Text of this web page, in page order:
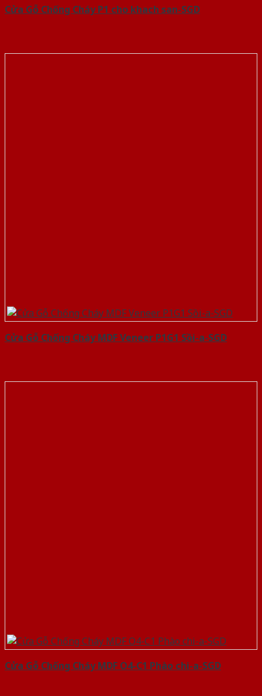
Cửa Gỗ Chống Cháy P1 cho khach san-SGD
Cửa Gỗ Chống Cháy MDF Veneer P1G1 Sồi-a-SGD
Cửa Gỗ Chống Cháy MDF O4-C1 Phào chi-a-SGD